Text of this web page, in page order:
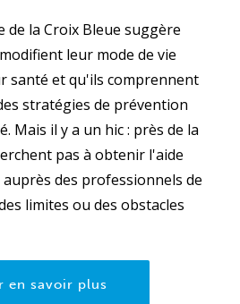
de la Croix Bleue suggère
leur mode de vie
santé et qu'ils comprennent
stratégies de prévention
Mais il y a un hic : près de la
pas à obtenir l'aide
des professionnels de
limites ou des obstacles
en savoir plus